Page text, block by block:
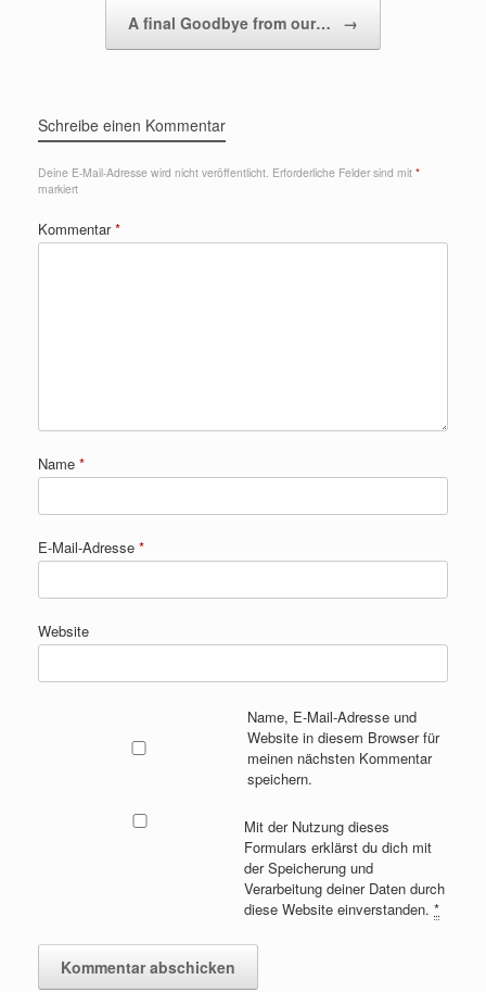
A final Goodbye from our… →
Schreibe einen Kommentar
Deine E-Mail-Adresse wird nicht veröffentlicht. Erforderliche Felder sind mit *
markiert
Kommentar*
Name *
E-Mail-Adresse *
Website
Name, E-Mail-Adresse und
Website in diesem Browser für
meinen nächsten Kommentar
speichern.
Mit der Nutzung dieses
Formulars erklärst du dich mit
der Speicherung und
Verarbeitung deiner Daten durch
diese Website einverstanden. *